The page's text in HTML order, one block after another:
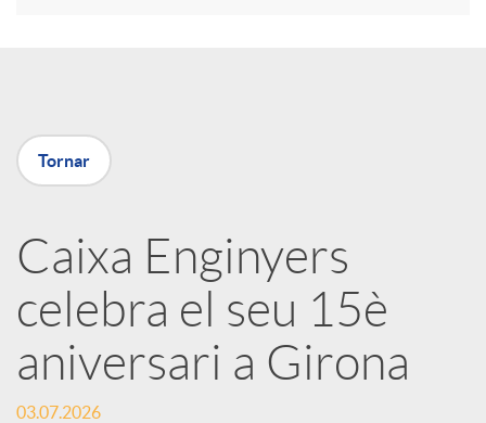
a
a
r
Tornar
Caixa Enginyers
celebra el seu 15è
aniversari a Girona
03.07.2026